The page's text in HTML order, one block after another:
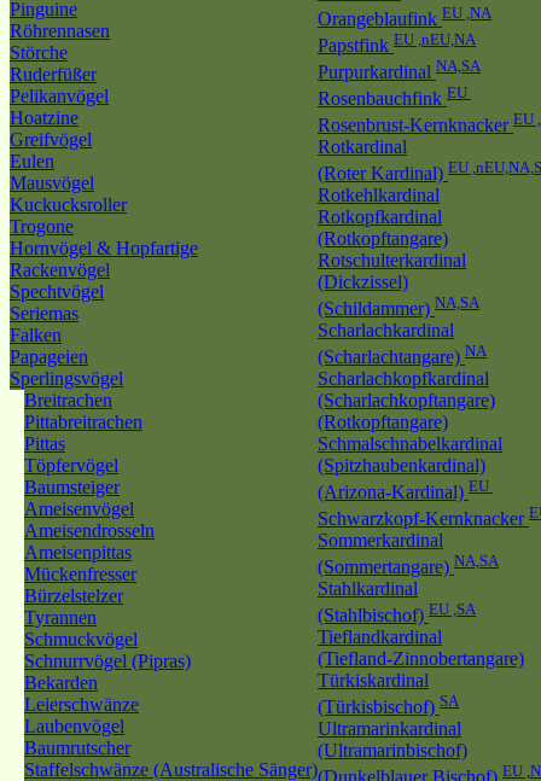
Pinguine
Röhrennasen
Störche
Ruderfüßer
Pelikanvögel
Hoatzine
Greifvögel
Eulen
Mausvögel
Kuckucksroller
Trogone
Hornvögel & Hopfartige
Rackenvögel
Spechtvögel
Seriemas
Falken
Papageien
Sperlingsvögel
Breitrachen
Pittabreitrachen
Pittas
Töpfervögel
Baumsteiger
Ameisenvögel
Ameisendrosseln
Ameisenpittas
Mückenfresser
Bürzelstelzer
Tyrannen
Schmuckvögel
Schnurrvögel (Pipras)
Bekarden
Leierschwänze
Laubenvögel
Baumrutscher
Staffelschwänze (Australische Sänger)
Orangeblaufink EU ,NA
Papstfink EU ,nEU,NA
Purpurkardinal NA,SA
Rosenbauchfink EU
Rosenbrust-Kernknacker EU
Rotkardinal
(Roter Kardinal) EU
Rotkehlkardinal
Rotkopfkardinal
(Rotkopftangare)
Rotschulterkardinal
(Dickzissel)
(Schildammer) NA,SA
Scharlachkardinal
(Scharlachtangare) NA
Scharlachkopfkardinal
(Scharlachkopftangare)
(Rotkopftangare)
Schmalschnabelkardinal
(Spitzhaubenkardinal)
(Arizona-Kardinal) EU
Schwarzkopf-Kernknacker
Sommerkardinal
(Sommertangare) NA,SA
Stahlkardinal
(Stahlbischof) EU ,SA
Tieflandkardinal
(Tiefland-Zinnobertangare)
Türkiskardinal
(Türkisbischof) SA
Ultramarinkardinal
(Ultramarinbischof)
EU